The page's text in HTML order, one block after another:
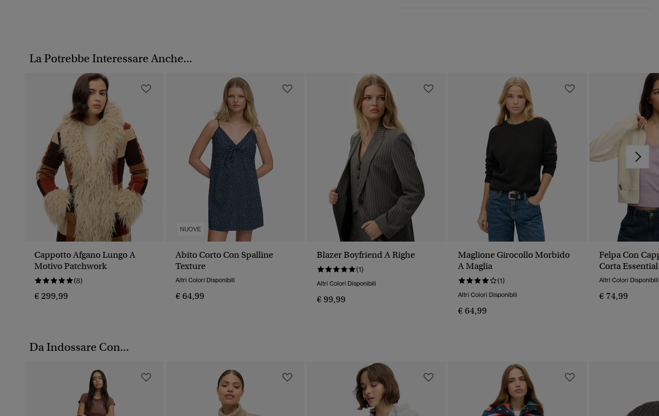
La Potrebbe Interessare Anche...
Cappotto Afgano Lungo A
Motivo Patchwork
(8)
€ 299,99
NUOVE
Abito Corto Con Spalline
Texture
Altri Colori Disponibili
€ 64,99
Blazer Boyfriend A Righe
(1)
Altri Colori Disponibili
€ 99,99
Maglione Girocollo Morbido
A Maglia
(1)
Altri Colori Disponibili
€ 64,99
Felpa Con
Corta
Altri Colori Disponibili
€ 74,99
Da Indossare Con...